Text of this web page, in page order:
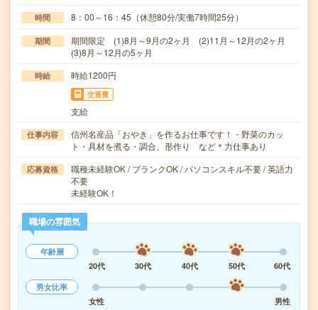
時間 8：00～16：45（休憩80分/実働7時間25分）
期間
期間限定 (1)8月～9月の2ヶ月 (2)11月～12月の2ヶ月
(3)8月～12月の5ヶ月
時給 時給1200円
交通費
支給
仕事内容
信州名産品「おやき」を作るお仕事です！・野菜のカッ
ト・具材を煮る・調合、形作り など＊力仕事あり
応募資格
職種未経験OK / ブランクOK / パソコンスキル不要 / 英語力
不要
未経験OK！
職場の雰囲気
年齢層
20代
30代 40代 50代
60代
男女比率
女性
男性